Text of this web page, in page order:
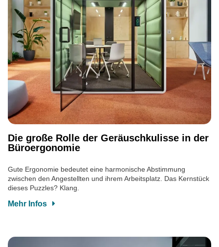
Die große Rolle der Geräuschkulisse in der
Büroergonomie
Gute Ergonomie bedeutet eine harmonische Abstimmung
zwischen den Angestellten und ihrem Arbeitsplatz. Das Kernstück
dieses Puzzles? Klang.
Mehr Infos